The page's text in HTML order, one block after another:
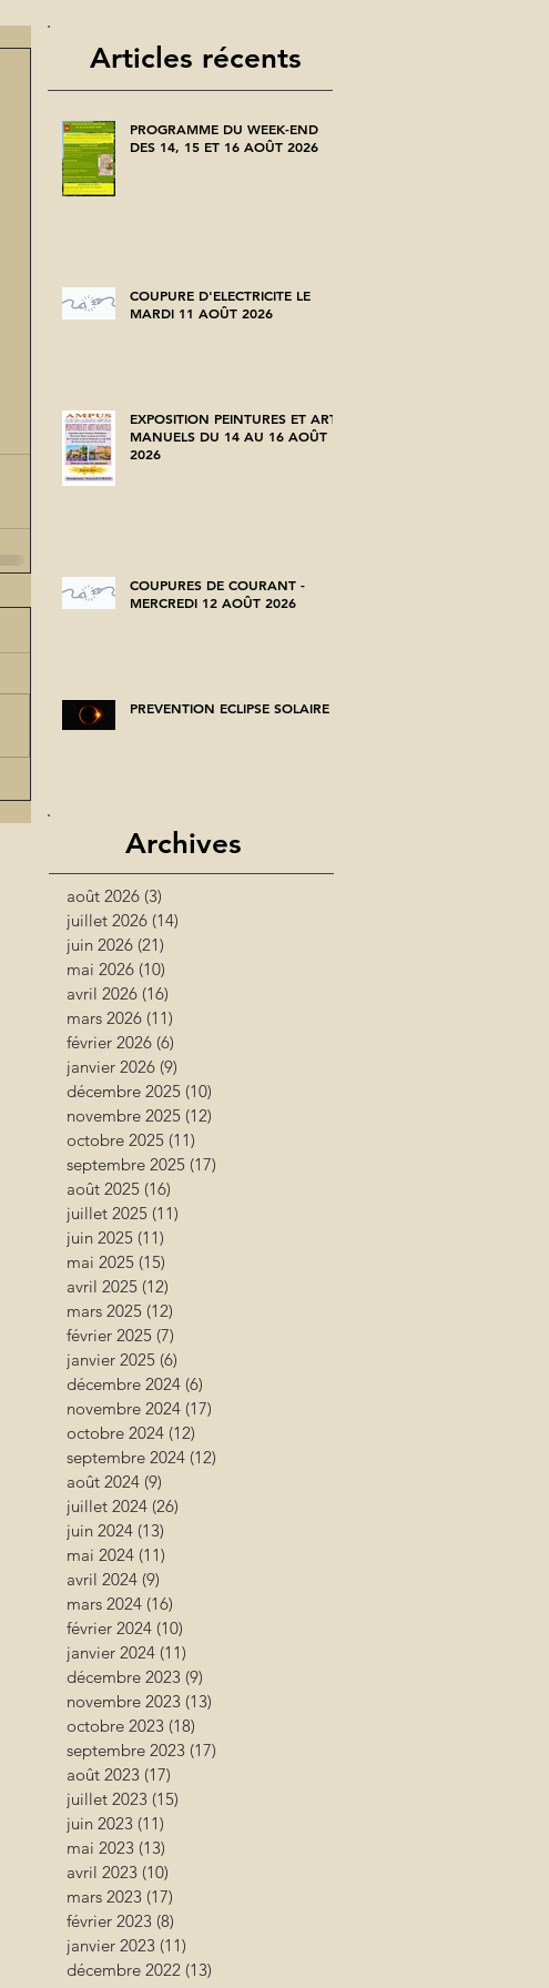
Articles récents
PROGRAMME DU WEEK-END
DES 14, 15 ET 16 AOÛT 2026
COUPURE D'ELECTRICITE LE
MARDI 11 AOÛT 2026
EXPOSITION PEINTURES ET ARTS
MANUELS DU 14 AU 16 AOÛT
2026
COUPURES DE COURANT -
MERCREDI 12 AOÛT 2026
PREVENTION ECLIPSE SOLAIRE
Archives
août 2026 (3)
juillet 2026 (14)
juin 2026 (21)
mai 2026 (10)
avril 2026 (16)
mars 2026 (11)
février 2026 (6)
janvier 2026 (9)
décembre 2025 (10)
novembre 2025 (12)
octobre 2025 (11)
septembre 2025 (17)
août 2025 (16)
juillet 2025 (11)
juin 2025 (11)
mai 2025 (15)
avril 2025 (12)
mars 2025 (12)
février 2025 (7)
janvier 2025 (6)
décembre 2024 (6)
novembre 2024 (17)
octobre 2024 (12)
septembre 2024 (12)
août 2024 (9)
juillet 2024 (26)
juin 2024 (13)
mai 2024 (11)
avril 2024 (9)
mars 2024 (16)
février 2024 (10)
janvier 2024 (11)
décembre 2023 (9)
novembre 2023 (13)
octobre 2023 (18)
septembre 2023 (17)
août 2023 (17)
juillet 2023 (15)
juin 2023 (11)
mai 2023 (13)
avril 2023 (10)
mars 2023 (17)
février 2023 (8)
janvier 2023 (11)
décembre 2022 (13)